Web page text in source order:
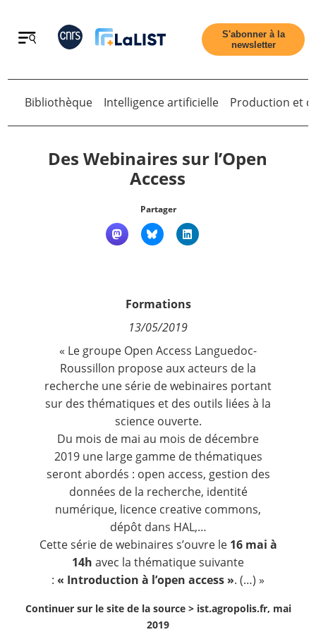
Retour
Nous suivre
S'abonner à la
newsletter
Retour
Bibliothèque Intelligence artificielle Production et
Des Webinaires sur l’Open
Access
Partager
Formations
13/05/2019
« Le groupe Open Access Languedoc-
Roussillon propose aux acteurs de la
recherche une série de webinaires portant
sur des thématiques et des outils liées à la
science ouverte.
Du mois de mai au mois de décembre
2019une large gamme de thématiques
seront abordés : open access, gestion des
données de la recherche, identité
numérique, licence creative commons,
dépôt dans HAL,…
Cette série de webinaires s’ouvre le 16 mai à
14h avec la thématique suivante
: « Introduction à l’open access ». (…) »
Continuer sur le site de la source > ist.agropolis.fr, mai
2019